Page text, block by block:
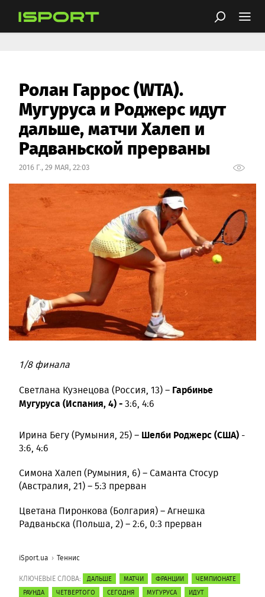
Ролан Гаррос (WTA).
Мугуруса и Роджерс идут
дальше, матчи Халеп и
Радваньской прерваны
2016 Г., 29 МАЯ, 22:03
1/8 финала
Светлана Кузнецова (Россия, 13) – Гарбинье
Мугуруса (Испания, 4) -3:6, 4:6
Ирина Бегу (Румыния, 25) – Шелби Роджерс (США) -
3:6, 4:6
Симона Халеп (Румыния, 6) – Саманта Стосур
(Австралия, 21) – 5:3 прерван
Цветана Пиронкова (Болгария) – Агнешка
Радваньска (Польша, 2) – 2:6, 0:3 прерван
iSport.ua Теннис
КЛЮЧЕВЫЕ СЛОВА: ДАЛЬШЕ МАТЧИ ФРАНЦИИ
ЧЕМПИОНАТЕ
РАУНДА
ЧЕТВЕРТОГО СЕГОДНЯ МУГУРУСА
ИДУТ